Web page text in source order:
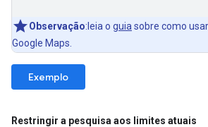
Observação:leia o guia sobre como
Google Maps.
Exemplo
Restringir a pesquisa aos limites atuais